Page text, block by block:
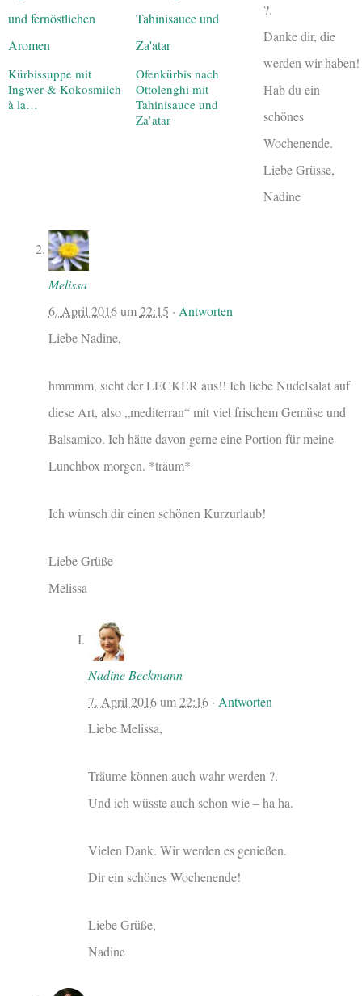
Kürbissuppe mit
Ingwer & Kokosmilch
à la…
Ofenkürbis nach
Ottolenghi mit
Tahinisauce und
Za’atar
?.
Danke dir, die
werden wir haben!
Hab du ein
schönes
Wochenende.
Liebe Grüsse,
Nadine
Melissa
6. April 2016um22:15 · Antworten
Liebe Nadine,
hmmmm, sieht der LECKER aus!! Ich liebe Nudelsalat auf
diese Art, also „mediterran“ mit viel frischem Gemüse und
Balsamico. Ich hätte davon gerne eine Portion für meine
Lunchbox morgen. *träum*
Ich wünsch dir einen schönen Kurzurlaub!
Liebe Grüße
Melissa
Nadine Beckmann
7. April 2016um22:16 ·Antworten
Liebe Melissa,
Träume können auch wahr werden ?.
Und ich wüsste auch schon wie – ha ha.
Vielen Dank. Wir werden es genießen.
Dir ein schönes Wochenende!
Liebe Grüße,
Nadine